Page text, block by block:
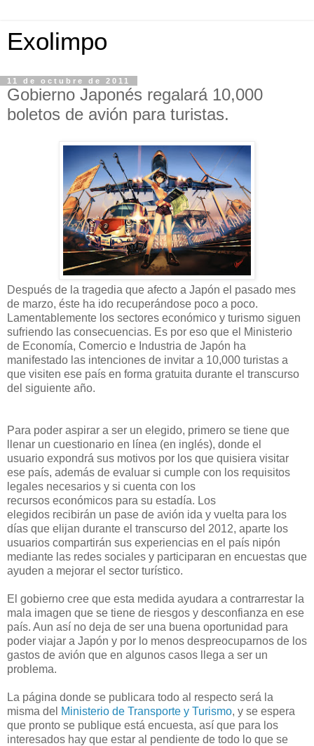
Exolimpo
11 de octubre de 2011
Gobierno Japonés regalará 10,000
boletos de avión para turistas.
Después de la tragedia que afecto a Japón el pasado mes
de marzo, éste ha ido recuperándose poco a poco.
Lamentablemente los sectores económico y turismo siguen
sufriendo las consecuencias. Es por eso que el Ministerio
de Economía, Comercio e Industria de Japón ha
manifestado las intenciones de invitar a 10,000 turistas a
que visiten ese país en forma gratuita durante el transcurso
del siguiente año.
Para poder aspirar a ser un elegido, primero se tiene que
llenar un cuestionario en línea (en inglés), donde el
usuario expondrá sus motivos por los que quisiera visitar
ese país, además de evaluar si cumple con los requisitos
legales necesarios y si cuenta con los
recursos económicos para su estadía. Los
elegidos recibirán un pase de avión ida y vuelta para los
días que elijan durante el transcurso del 2012, aparte los
usuarios compartirán sus experiencias en el país nipón
mediante las redes sociales y participaran en encuestas que
ayuden a mejorar el sector turístico.
El gobierno cree que esta medida ayudara a contrarrestar la
mala imagen que se tiene de riesgos y desconfianza en ese
país. Aun así no deja de ser una buena oportunidad para
poder viajar a Japón y por lo menos despreocuparnos de los
gastos de avión que en algunos casos llega a ser un
problema.
La página donde se publicara todo al respecto será la
misma del Ministerio de Transporte y Turismo, y se espera
que pronto se publique está encuesta, así que para los
interesados hay que estar al pendiente de todo lo que se